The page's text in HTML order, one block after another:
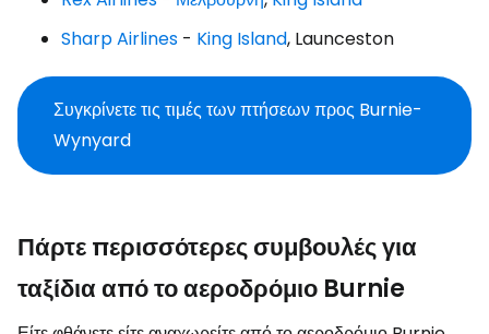
Sharp Airlines - King Island, Launceston
Συγκρίνετε τις τιμές των πτήσεων προς Burnie-
Wynyard
Πάρτε περισσότερες συμβουλές για
ταξίδια από το αεροδρόμιο Burnie